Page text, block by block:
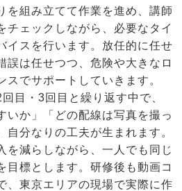
を組み立てて作業を進め、講師
チェックしながら、必要なタイ
イスを行います。放任的に任せ
誤は任せつつ、危険や大きなロ
スでサポートしていきます。
目・3回目と繰り返す中で、
いか」「どの配線は写真を撮っ
自分なりの工夫が生まれます。
を減らしながら、一人でも同じ
目標とします。研修後も動画コ
、東京エリアの現場で実際に作